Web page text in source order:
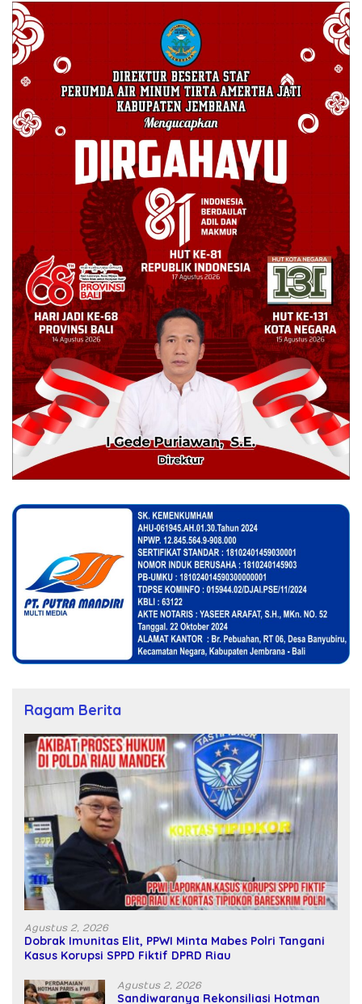
Ragam Berita
Agustus 2, 2026
Dobrak Imunitas Elit, PPWI Minta Mabes Polri Tangani
Kasus Korupsi SPPD Fiktif DPRD Riau
Agustus 2, 2026
Sandiwaranya Rekonsiliasi Hotman